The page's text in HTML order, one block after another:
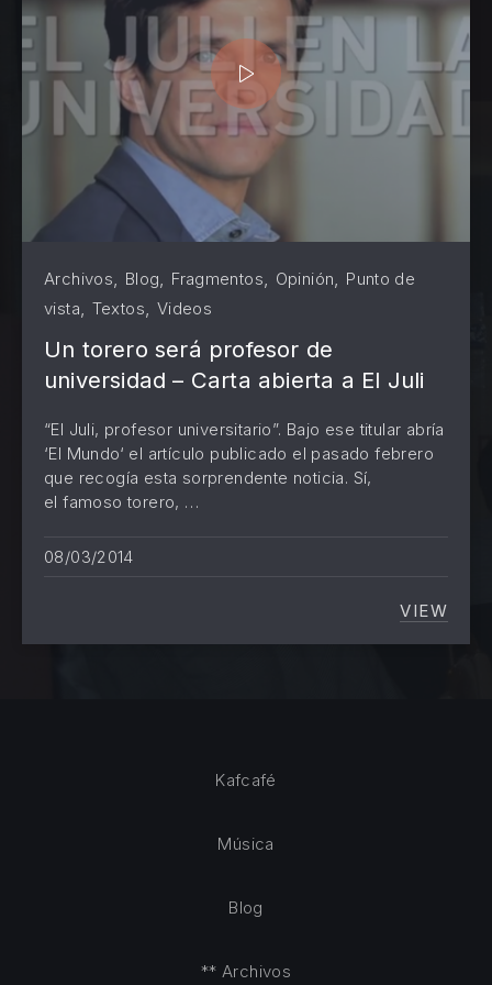
Archivos, Blog, Fragmentos, Opinión, Punto de
vista, Textos, Videos
Un torero será profesor de
universidad – Carta abierta a El Juli
“El Juli, profesor universitario”. Bajo ese titular abría
‘El Mundo‘ el artículo publicado el pasado febrero
que recogía esta sorprendente noticia. Sí,
el famoso torero, …
08/03/2014
VIEW
UN
Kafcafé
Música
Blog
** Archivos
PREVIOUS